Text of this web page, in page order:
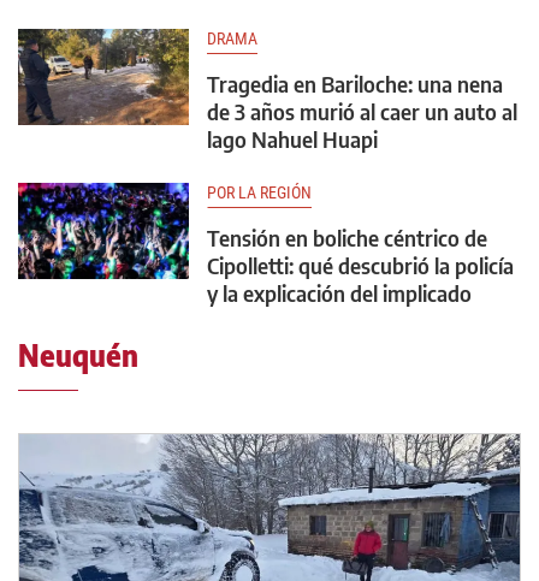
DRAMA
Tragedia en Bariloche: una nena
de 3 años murió al caer un auto al
lago Nahuel Huapi
POR LA REGIÓN
Tensión en boliche céntrico de
Cipolletti: qué descubrió la policía
y la explicación del implicado
Neuquén